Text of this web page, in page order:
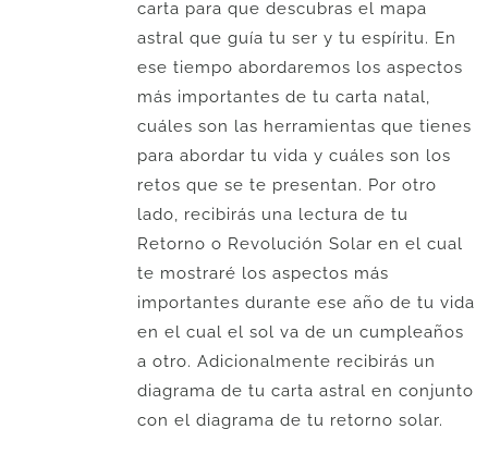
carta para que descubras el mapa
astral que guía tu ser y tu espíritu. En
ese tiempo abordaremos los aspectos
más importantes de tu carta natal,
cuáles son las herramientas que tienes
para abordar tu vida y cuáles son los
retos que se te presentan. Por otro
lado, recibirás una lectura de tu
Retorno o Revolución Solar en el cual
te mostraré los aspectos más
importantes durante ese año de tu vida
en el cual el sol va de un cumpleaños
a otro. Adicionalmente recibirás un
diagrama de tu carta astral en conjunto
con el diagrama de tu retorno solar.